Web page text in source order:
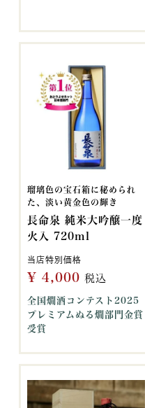
瑠璃色の宝石箱に秘められ
た、淡い黄金色の輝き
長命泉 純米大吟醸一度
火入 720ml
当店特別価格
¥ 4,000 税込
全国燗酒コンテスト2025
プレミアムぬる燗部門金賞
受賞